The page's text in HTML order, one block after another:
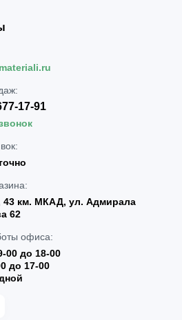
17-91
43 км. МКАД, ул. Адмирала
62
офиса:
00 до 18-00
до 17-00